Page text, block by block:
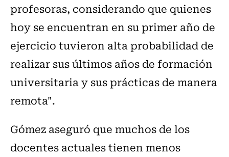
profesoras, considerando que quienes
hoy se encuentran en su primer año de
ejercicio tuvieron alta probabilidad de
realizar sus últimos años de formación
universitaria y sus prácticas de manera
remota".
Gómez aseguró que muchos de los
docentes actuales tienen menos